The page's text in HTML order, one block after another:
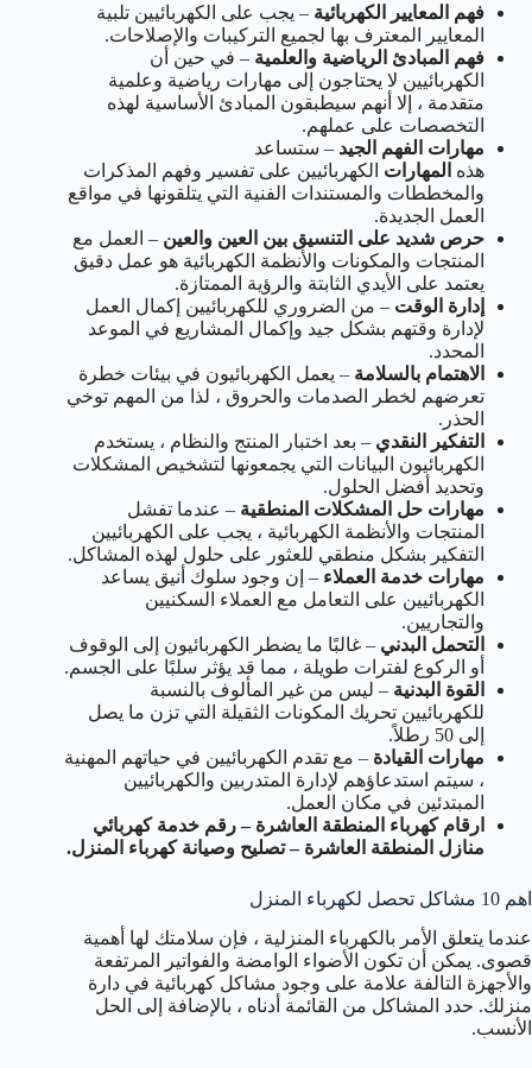
فهم المعايير الكهربائية – يجب على الكهربائيين تلبية
المعايير المعترف بها لجميع التركيبات والإصلاحات.
فهم المبادئ الرياضية والعلمية – في حين أن
الكهربائيين لا يحتاجون إلى مهارات رياضية وعلمية
متقدمة ، إلا أنهم سيطبقون المبادئ الأساسية لهذه
التخصصات على عملهم.
مهارات الفهم الجيد – ستساعد
هذه المهارات الكهربائيين على تفسير وفهم المذكرات
والمخططات والمستندات الفنية التي يتلقونها في مواقع
العمل الجديدة.
حرص شديد على التنسيق بين العين والعين – العمل مع
المنتجات والمكونات والأنظمة الكهربائية هو عمل دقيق
يعتمد على الأيدي الثابتة والرؤية الممتازة.
إدارة الوقت – من الضروري للكهربائيين إكمال العمل
لإدارة وقتهم بشكل جيد وإكمال المشاريع في الموعد
المحدد.
الاهتمام بالسلامة – يعمل الكهربائيون في بيئات خطرة
تعرضهم لخطر الصدمات والحروق ، لذا من المهم توخي
الحذر.
التفكير النقدي – بعد اختبار المنتج والنظام ، يستخدم
الكهربائيون البيانات التي يجمعونها لتشخيص المشكلات
وتحديد أفضل الحلول.
مهارات حل المشكلات المنطقية – عندما تفشل
المنتجات والأنظمة الكهربائية ، يجب على الكهربائيين
التفكير بشكل منطقي للعثور على حلول لهذه المشاكل.
مهارات خدمة العملاء – إن وجود سلوك أنيق يساعد
الكهربائيين على التعامل مع العملاء السكنيين
والتجاريين.
التحمل البدني – غالبًا ما يضطر الكهربائيون إلى الوقوف
أو الركوع لفترات طويلة ، مما قد يؤثر سلبًا على الجسم.
القوة البدنية – ليس من غير المألوف بالنسبة
للكهربائيين تحريك المكونات الثقيلة التي تزن ما يصل
إلى 50 رطلاً.
مهارات القيادة – مع تقدم الكهربائيين في حياتهم المهنية
، سيتم استدعاؤهم لإدارة المتدربين والكهربائيين
المبتدئين في مكان العمل.
ارقام كهرباء المنطقة العاشرة – رقم خدمة كهربائي
منازل المنطقة العاشرة – تصليح وصيانة كهرباء المنزل.
اهم 10 مشاكل تحصل لكهرباء المنزل
عندما يتعلق الأمر بالكهرباء المنزلية ، فإن سلامتك لها أهمية
قصوى. يمكن أن تكون الأضواء الوامضة والفواتير المرتفعة
والأجهزة التالفة علامة على وجود مشاكل كهربائية في دارة
منزلك. حدد المشاكل من القائمة أدناه ، بالإضافة إلى الحل
الأنسب.